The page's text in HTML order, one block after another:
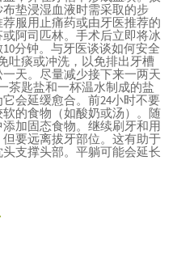
垫浸湿血液时需采取的步
服用止痛药或由牙医推荐的
阿司匹林。手术后立即将冰
分钟。与牙医谈谈如何安全
吐痰或冲洗，以免排出牙槽
天。尽量减少接下来一两天
茶匙盐和一杯温水制成的盐
会延缓愈合。前24小时不要
的食物（如酸奶或汤）。随
加固态食物。继续刷牙和用
要远离拔牙部位。这有助于
支撑头部。平躺可能会延长